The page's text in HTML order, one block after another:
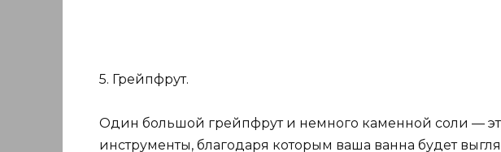
5. Грейпфрут.
Один большой грейпфрут и немного каменной соли —
инструменты, благодаря которым ваша ванна будет